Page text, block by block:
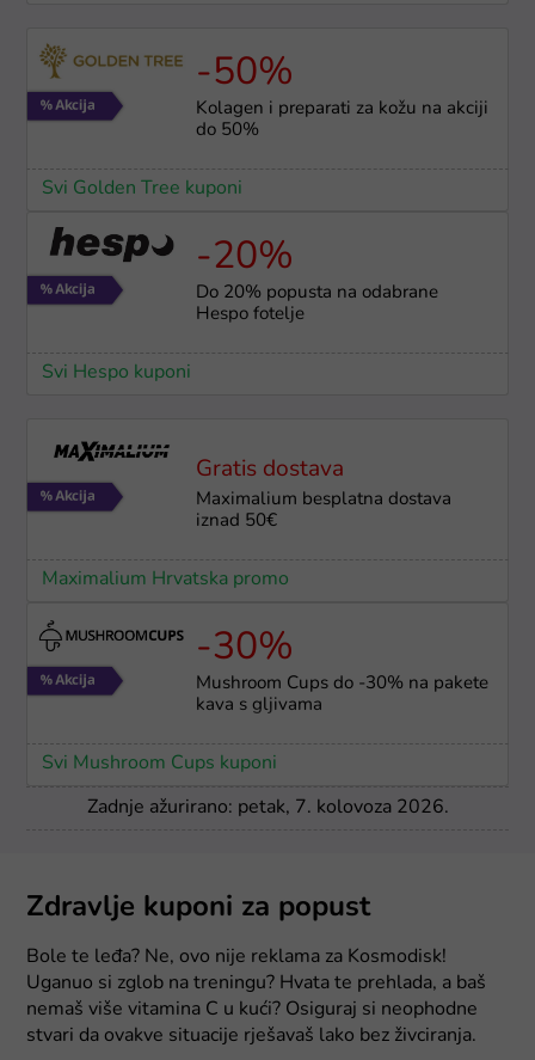
-50%
Kolagen i preparati za kožu na akciji
do 50%
Svi Golden Tree kuponi
-20%
Do 20% popusta na odabrane
Hespo fotelje
Svi Hespo kuponi
Gratis dostava
Maximalium besplatna dostava
iznad 50€
Maximalium Hrvatska promo
-30%
Mushroom Cups do -30% na pakete
kava s gljivama
Svi Mushroom Cups kuponi
Zadnje ažurirano: petak, 7. kolovoza 2026.
Zdravlje kuponi za popust
Bole te leđa? Ne, ovo nije reklama za Kosmodisk!
Uganuo si zglob na treningu? Hvata te prehlada, a baš
nemaš više vitamina C u kući? Osiguraj si neophodne
stvari da ovakve situacije rješavaš lako bez živciranja.